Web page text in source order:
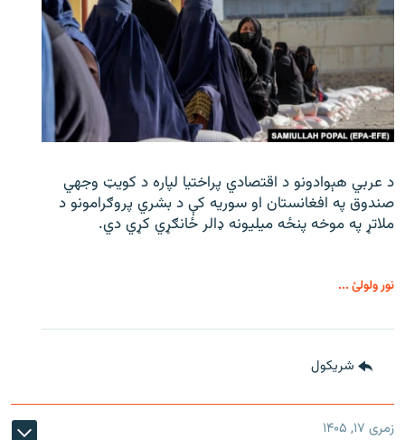
د عربي هېوادونو د اقتصادي پراختیا لپاره د کویټ وجهي
صندوق په افغانستان او سوریه کې د بشري پروګرامونو د
ملاتړ په موخه پنځه میلیونه ډالر ځانګړي کړي دي.
نور ولولئ ...
شريکول
زمری ۱۷, ۱۴۰۵